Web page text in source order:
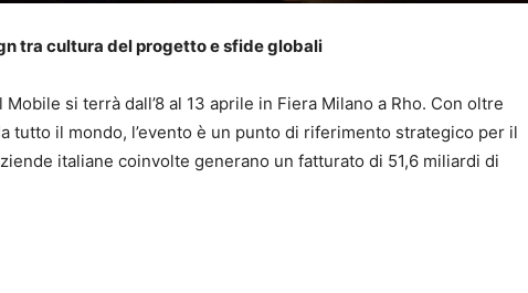
tra cultura del progetto e sfide globali
Mobile si terrà dall’8 al 13 aprile in Fiera Milano a Rho. Con oltre
tutto il mondo, l’evento è un punto di riferimento strategico per il
italiane coinvolte generano un fatturato di 51,6 miliardi di